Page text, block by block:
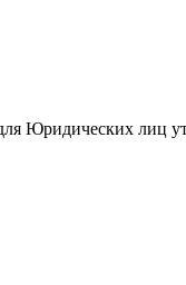
Юридических лиц